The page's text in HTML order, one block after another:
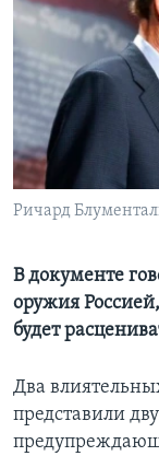
Learning English
СОЦИАЛЬНЫЕ СЕТИ
Языки
Ричард
В документе
оружия
будет
Два
представили